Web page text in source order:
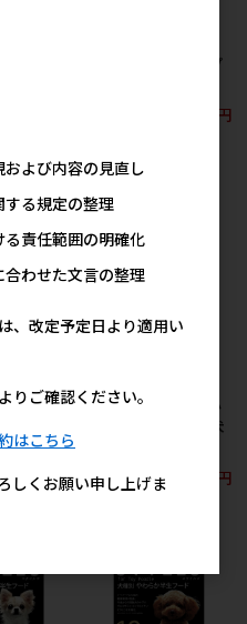
ズ］スタイルズ トイプ
1,105円
ジュ 超小
代
730円
ズ］プチアンジュ 超小
型犬 13歳以上の高齢犬
参考上代
730円
よび内容の見直し
る規定の整理
責任範囲の明確化
わせた文言の整理
、改定予定日より適用い
りご確認ください。
はこちら
しくお願い申し上げま